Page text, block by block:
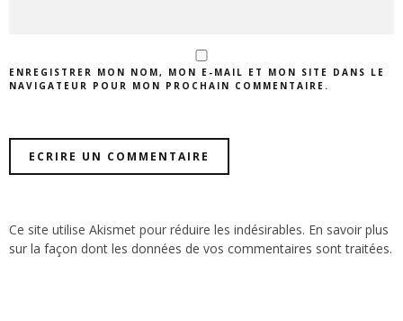
ENREGISTRER MON NOM, MON E-MAIL ET MON SITE DANS LE
NAVIGATEUR POUR MON PROCHAIN COMMENTAIRE.
Ce site utilise Akismet pour réduire les indésirables. En savoir plus
sur la façon dont les données de vos commentaires sont traitées.